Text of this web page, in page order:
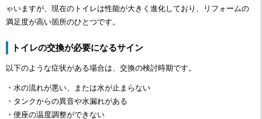
ゃいますが、現在のトイレは性能が大きく進化しており、リフォームの
満足度が高い箇所のひとつです。
トイレの交換が必要になるサイン
以下のような症状がある場合は、交換の検討時期です。
・水の流れが悪い、または水が止まらない
・タンクからの異音や水漏れがある
・便座の温度調整ができない